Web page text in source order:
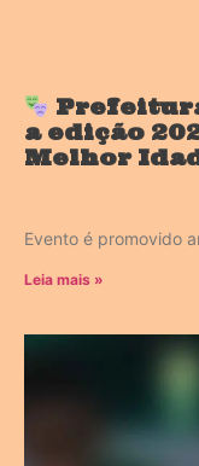
a edição
Melhor
Evento é promovido
Leia mais »